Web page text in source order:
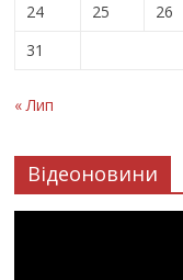
24
25 26
31
« Лип
Відеоновини